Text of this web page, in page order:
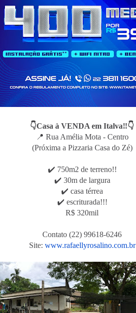
👇Casa à VENDA em Italva‼️👇
📍 Rua Amélia Mota - Centro
(Próxima a Pizzaria Casa do Zé)
✔️ 750m2 de terreno!!
✔️ 30m de largura
✔️ casa térrea
✔️ escriturada!!!
R$ 320mil
Contato (22) 99618-6246
Site: www.rafaellyrosalino.com.br